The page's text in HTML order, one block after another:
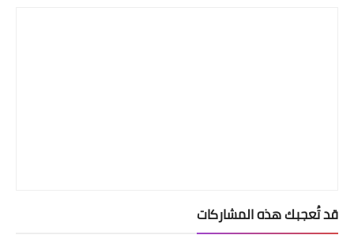
قد تُعجبك هذه المشاركات